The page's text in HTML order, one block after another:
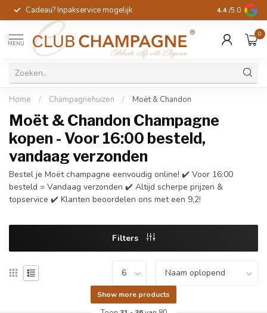
Cadeau? Inpakservice mogelijk Gratis
4.4 /5.0
MENU
0
Home / Champagnehuizen / Moët & Chandon
Moët & Chandon Champagne
kopen - Voor 16:00 besteld,
vandaag verzonden
Bestel je Moët champagne eenvoudig online! ✔️ Voor 16:00
besteld = Vandaag verzonden ✔️ Altijd scherpe prijzen &
topservice ✔️ Klanten beoordelen ons met een 9,2!
Filters
Show more products